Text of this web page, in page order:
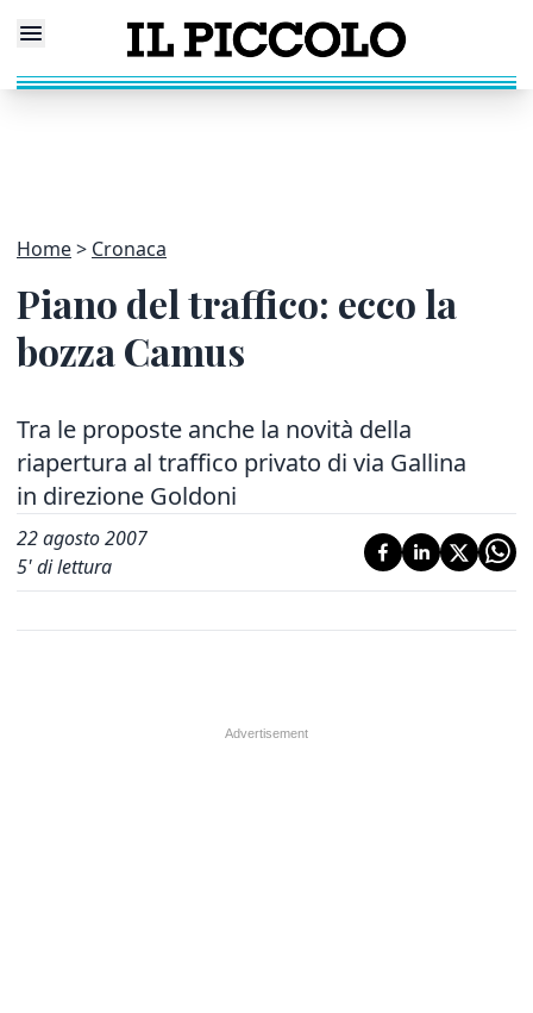
Home Cronaca
Piano del traffico: ecco la
bozza Camus
Tra le proposte anche la novità della
riapertura al traffico privato di via Gallina
in direzione Goldoni
22 agosto 2007
5' di lettura